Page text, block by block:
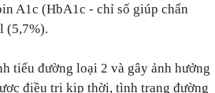
A1c (HbA1c - chỉ số giúp chẩn
(5,7%).
tiểu đường loại 2 và gây ảnh hưởng
điều trị kịp thời, tình trạng đường